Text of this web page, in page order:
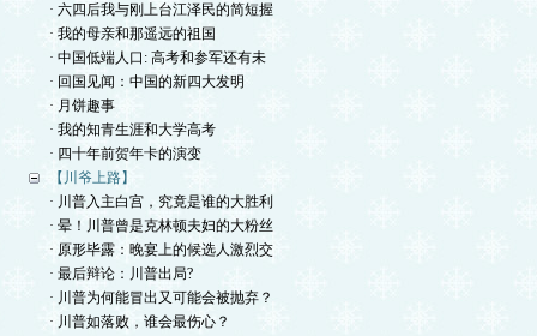
· 六四后我与刚上台江泽民的简短握
· 我的母亲和那遥远的祖国
· 中国低端人口: 高考和参军还有未
· 回国见闻：中国的新四大发明
· 月饼趣事
· 我的知青生涯和大学高考
· 四十年前贺年卡的演变
【川爷上路】
· 川普入主白宫，究竟是谁的大胜利
· 晕！川普曾是克林顿夫妇的大粉丝
· 原形毕露：晚宴上的候选人激烈交
· 最后辩论：川普出局?
· 川普为何能冒出又可能会被抛弃？
· 川普如落败，谁会最伤心？